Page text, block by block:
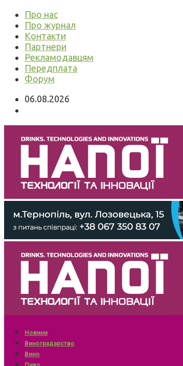
Про нас
Про журнал
Контакти
Партнери
Рекламодавцям
Передплата
Форум
06.08.2026
Новини
Виноградарство
Вино